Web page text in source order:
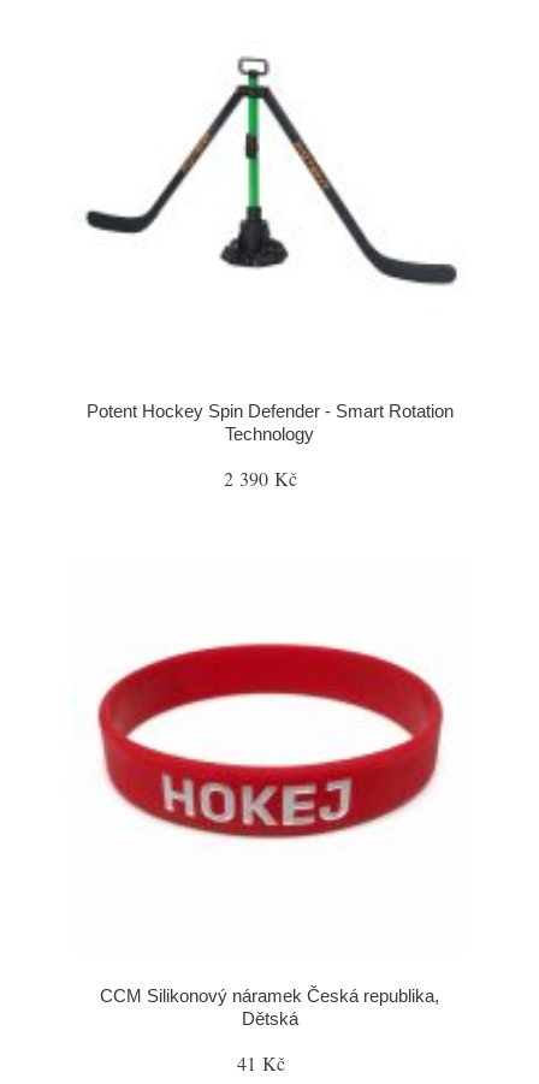
Potent Hockey Spin Defender - Smart Rotation
Technology
2 390 Kč
CCM Silikonový náramek Česká republika,
Dětská
41 Kč